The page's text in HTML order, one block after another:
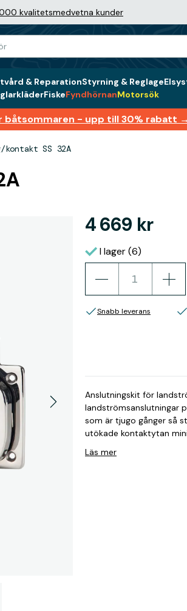
kvalitetsmedvetna kunder
& ReparationStyrning & Reglage
FiskeFyndhörnanMotorsök
båtsommaren - upp till 30% rabatt →
SS 32A
4 669 kr
I lager (6)
Snabb leverans
Anslutningskit för
landströmsanslutningar på marknaden. Stor
som är tjugo gånger så
utökade kontaktytan
att koppla in kontakten likt ett helt vanligt
Läs mer